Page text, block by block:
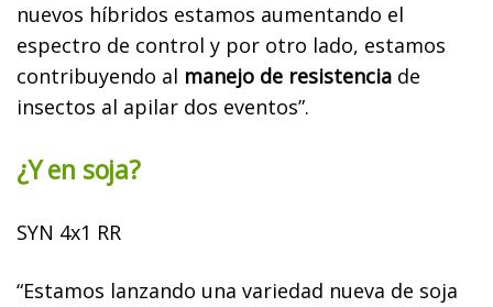
nuevos híbridos estamos aumentando el
espectro de control y por otro lado, estamos
contribuyendo al manejo de resistencia de
insectos al apilar dos eventos”.
¿Y en soja?
SYN 4x1 RR
“Estamos lanzando una variedad nueva de soja